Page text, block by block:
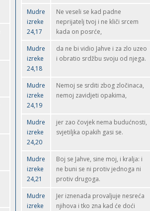
Mudre
izreke
24,17
Ne veseli se kad padne
neprijatelj tvoj i ne kliči srcem
kada on posrće,
Mudre
izreke
24,18
da ne bi vidio Jahve i za zlo uzeo
i obratio srdžbu svoju od njega.
Mudre
izreke
24,19
Nemoj se srditi zbog zločinaca,
nemoj zavidjeti opakima,
Mudre
izreke
24,20
jer zao čovjek nema budućnosti,
svjetiljka opakih gasi se.
Mudre
izreke
24,21
Boj se Jahve, sine moj, i kralja: i
ne buni se ni protiv jednoga ni
protiv drugoga.
Mudre
izreke
Jer iznenada provaljuje nesreća
njihova i tko zna kad će doći